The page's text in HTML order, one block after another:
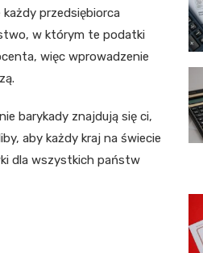
przedsiębiorca
w którym te podatki
więc wprowadzenie
barykady znajdują się ci,
aby każdy kraj na świecie
dla wszystkich państw